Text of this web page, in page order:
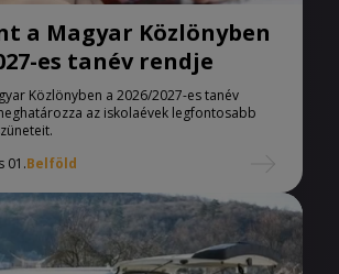
a Magyar Közlönyben
es tanév rendje
Közlönyben a 2026/2027-es tanév
az iskolaévek legfontosabb
01.Belföld